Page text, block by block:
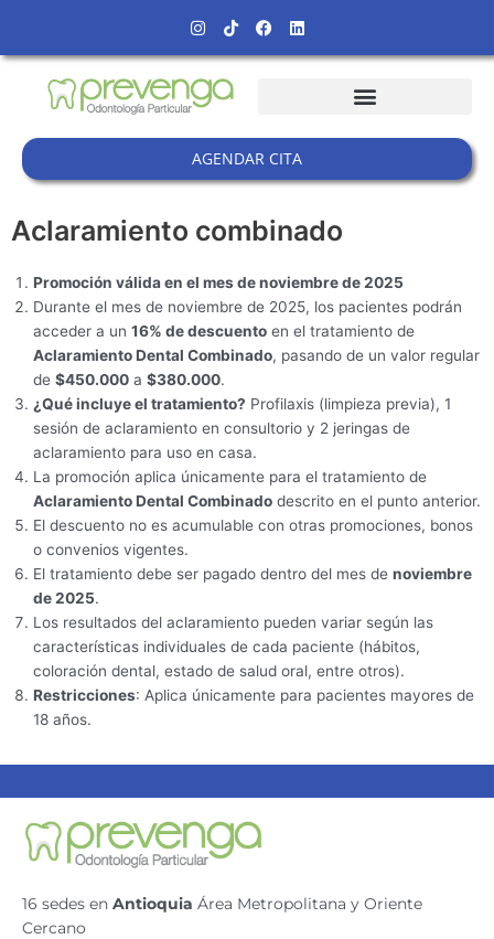
contenido
Instagram
TiktokFacebook
Linkedin
AGENDAR CITA
Aclaramiento combinado
Promoción válida en el mes de noviembre de 2025
Durante el mes de noviembre de 2025, los pacientes podrán
acceder a un 16% de descuento en el tratamiento de
Aclaramiento Dental Combinado, pasando de un valor regular
de $450.000 a $380.000.
¿Qué incluye el tratamiento? Profilaxis (limpieza previa), 1
sesión de aclaramiento en consultorio y 2 jeringas de
aclaramiento para uso en casa.
La promoción aplica únicamente para el tratamiento de
Aclaramiento Dental Combinado descrito en el punto anterior.
El descuento no es acumulable con otras promociones, bonos
o convenios vigentes.
El tratamiento debe ser pagado dentro del mes de noviembre
de 2025.
Los resultados del aclaramiento pueden variar según las
características individuales de cada paciente (hábitos,
coloración dental, estado de salud oral, entre otros).
Restricciones: Aplica únicamente para pacientes mayores de
18 años.
16 sedes en Antioquia Área Metropolitana y Oriente
Cercano